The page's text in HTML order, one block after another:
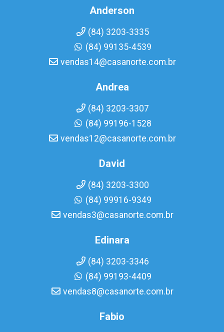
Anderson
(84) 3203-3335
(84) 99135-4539
vendas14@casanorte.com.br
Andrea
(84) 3203-3307
(84) 99196-1528
vendas12@casanorte.com.br
David
(84) 3203-3300
(84) 99916-9349
vendas3@casanorte.com.br
Edinara
(84) 3203-3346
(84) 99193-4409
vendas8@casanorte.com.br
Fabio